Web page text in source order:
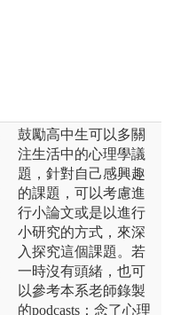
鼓勵高中生可以多關
注生活中的心理學議
題，針對自己感興趣
的課題，可以考慮進
行小論文或是以進行
小研究的方式，來深
入探究這個課題。若
一時沒有頭緒，也可
以參考本系老師錄製
的podcasts：念了心理